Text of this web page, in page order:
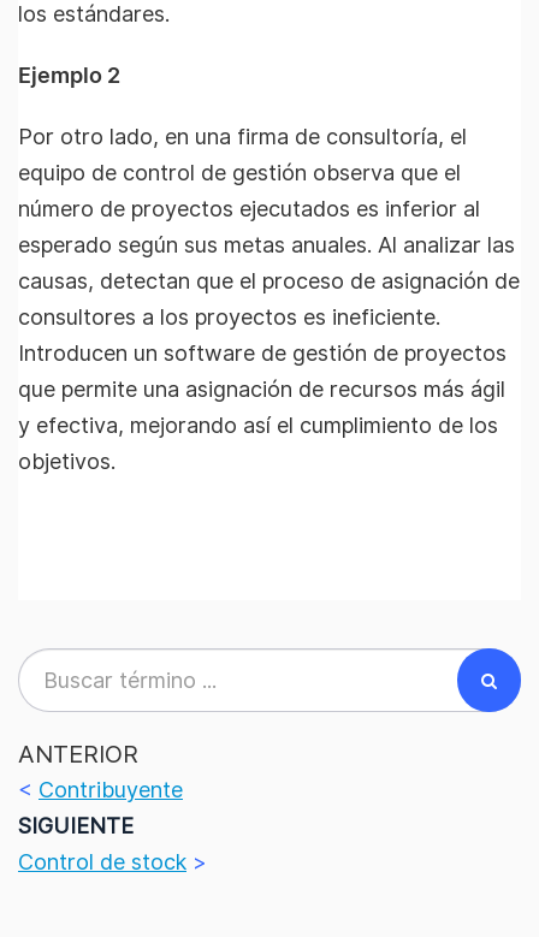
los estándares.
Ejemplo 2
Por otro lado, en una firma de consultoría, el
equipo de control de gestión observa que el
número de proyectos ejecutados es inferior al
esperado según sus metas anuales. Al analizar las
causas, detectan que el proceso de asignación de
consultores a los proyectos es ineficiente.
Introducen un software de gestión de proyectos
que permite una asignación de recursos más ágil
y efectiva, mejorando así el cumplimiento de los
objetivos.
ANTERIOR
< Contribuyente
SIGUIENTE
Control de stock >